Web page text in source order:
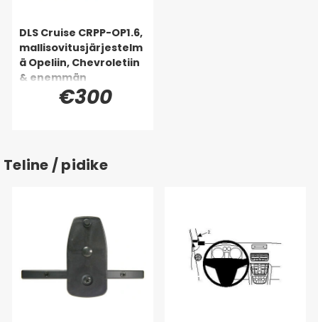
DLS Cruise CRPP-OP1.6,
mallisovitusjärjestelm
ä Opeliin, Chevroletiin
& enemmän
€300
Teline / pidike